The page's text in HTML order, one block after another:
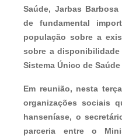
Saúde, Jarbas
de fundamental
população sobre a
sobre a
Sistema Único de Saúde
Em reunião, nesta
organizações sociais
hanseníase, o
parceria entre o